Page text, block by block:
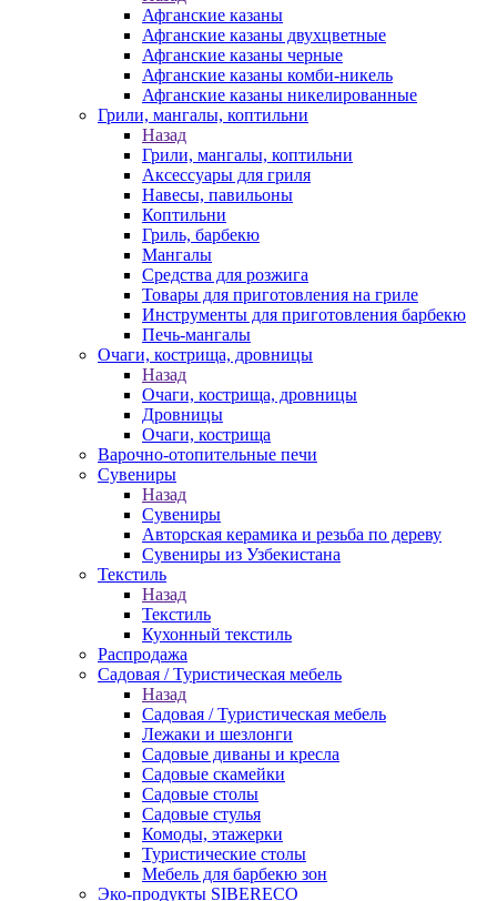
Афганские казаны
Афганские казаны двухцветные
Афганские казаны черные
Афганские казаны комби-никель
Афганские казаны никелированные
Грили, мангалы, коптильни
Назад
Грили, мангалы, коптильни
Аксессуары для гриля
Навесы, павильоны
Коптильни
Гриль, барбекю
Мангалы
Средства для розжига
Товары для приготовления на гриле
Инструменты для приготовления барбекю
Печь-мангалы
Очаги, кострища, дровницы
Назад
Очаги, кострища, дровницы
Дровницы
Очаги, кострища
Варочно-отопительные печи
Сувениры
Назад
Сувениры
Авторская керамика и резьба по дереву
Сувениры из Узбекистана
Текстиль
Назад
Текстиль
Кухонный текстиль
Распродажа
Садовая / Туристическая мебель
Назад
Садовая / Туристическая мебель
Лежаки и шезлонги
Садовые диваны и кресла
Садовые скамейки
Садовые столы
Садовые стулья
Комоды, этажерки
Туристические столы
Мебель для барбекю зон
Эко-продукты SIBERECO